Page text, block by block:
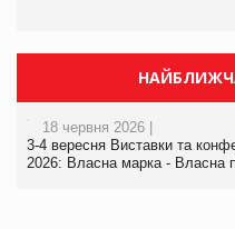
18 червня 2026 |
3-4 вересня Виставки та
2026: Власна марка - Власна